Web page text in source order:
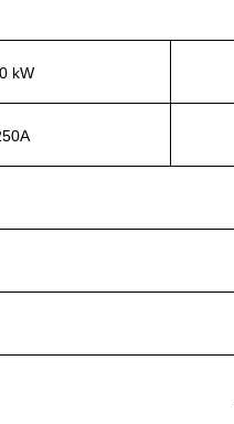
kW